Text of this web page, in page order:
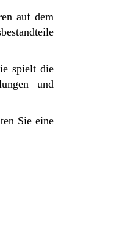
auf dem
spielt die
und
Sie eine